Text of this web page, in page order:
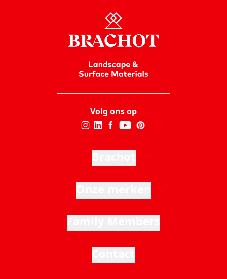
Volg ons op